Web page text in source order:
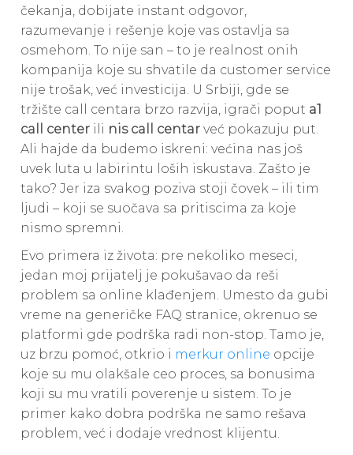
čekanja, dobijate instant odgovor,
razumevanje i rešenje koje vas ostavlja sa
osmehom. To nije san – to je realnost onih
kompanija koje su shvatile da customer service
nije trošak, već investicija. U Srbiji, gde se
tržište call centara brzo razvija, igrači poput a1
call center ili nis call centar već pokazuju put.
Ali hajde da budemo iskreni: većina nas još
uvek luta u labirintu loših iskustava. Zašto je
tako? Jer iza svakog poziva stoji čovek – ili tim
ljudi – koji se suočava sa pritiscima za koje
nismo spremni.
Evo primera iz života: pre nekoliko meseci,
jedan moj prijatelj je pokušavao da reši
problem sa online klađenjem. Umesto da gubi
vreme na generičke FAQ stranice, okrenuo se
platformi gde podrška radi non-stop. Tamo je,
uz brzu pomoć, otkrio i merkur online opcije
koje su mu olakšale ceo proces, sa bonusima
koji su mu vratili poverenje u sistem. To je
primer kako dobra podrška ne samo rešava
problem, već i dodaje vrednost klijentu.